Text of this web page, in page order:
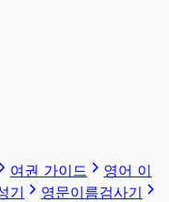
여권 가이드
영어 이
기
영문이름검사기